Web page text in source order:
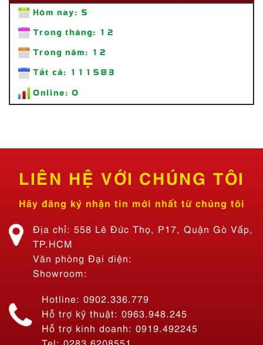
Thi Công Standee Chân Sắt – Giải Pháp Quảng Cáo Tiện Lợi, Bền
Hôm nay: 5
Trong tháng: 12
Trong năm: 12
Tất cả: 111583
Online: 0
LIÊN HỆ VỚI CHÚNG TÔI
Hãy đăng ký nhận tin mới nhất từ chúng tôi
Địa chỉ: 558 Lê Đức Thọ, P17, Quận Gò Vấp,
TP.HCM
Văn phòng Đại diện:
Showroom:
Hotline: 0902.336.779
Hỗ trợ kỹ thuật: 0963.948.245
Hỗ trợ kinh doanh: 0919.492245